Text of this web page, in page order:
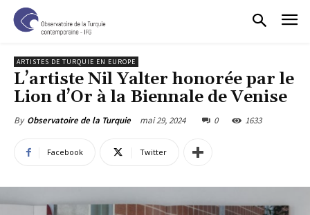
ARTISTES DE TURQUIE EN EUROPE
L’artiste Nil Yalter honorée par le
Lion d’Or à la Biennale de Venise
By Observatoire de la Turquie mai 29, 2024 0 1633
Facebook Twitter